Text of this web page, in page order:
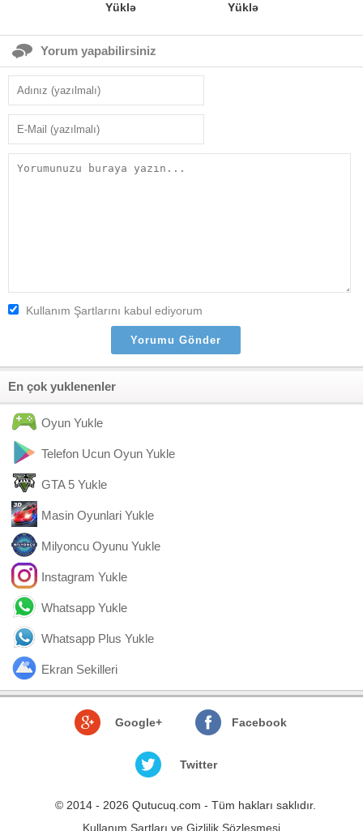
Yüklə
Yüklə
Yorum yapabilirsiniz
Kullanım Şartlarını kabul ediyorum
En çok yuklenenler
Oyun Yukle
Telefon Ucun Oyun Yukle
GTA 5 Yukle
Masin Oyunlari Yukle
Milyoncu Oyunu Yukle
Instagram Yukle
Whatsapp Yukle
Whatsapp Plus Yukle
Ekran Sekilleri
Google+ Facebook
Twitter
© 2014 - 2026 Qutucuq.com - Tüm hakları saklıdır.
Kullanım Şartları ve Gizlilik Sözleşmesi